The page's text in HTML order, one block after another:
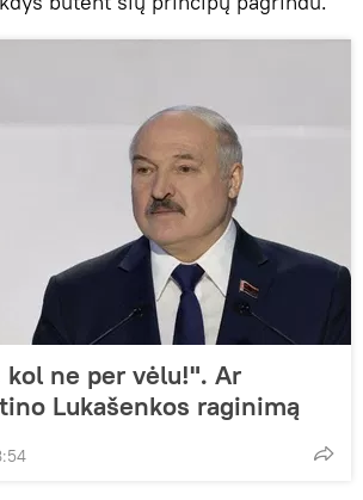
ne per vėlu!". Ar
Lukašenkos raginimą